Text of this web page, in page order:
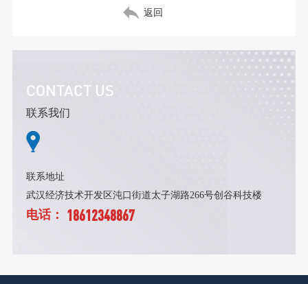
返回
CONTACT US
联系我们
联系地址
武汉经济技术开发区沌口街道太子湖路266号创谷科技楼
电话： 18612348867